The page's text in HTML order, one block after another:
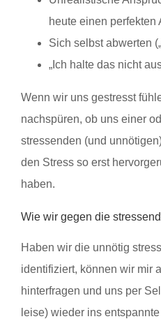
heute einen perfekten
Sich selbst abwerten
„Ich halte das nicht
Wenn wir uns gestresst
nachspüren, ob uns einer
stressenden (und
den Stress so erst
haben.
Wie wir gegen die
Haben wir die unnötig
identifiziert, können wir mir
hinterfragen und uns per
leise) wieder ins